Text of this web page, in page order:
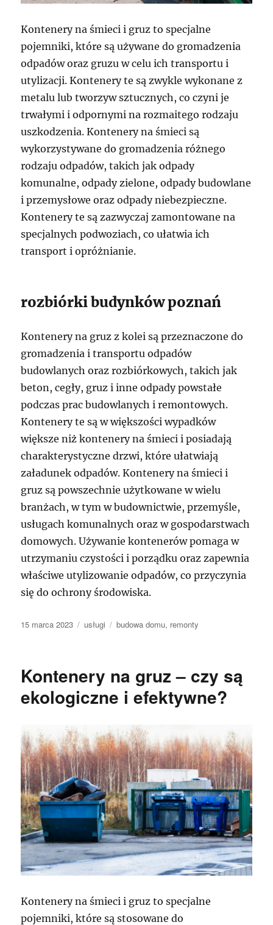
Kontenery na śmieci i gruz to specjalne
pojemniki, które są używane do gromadzenia
odpadów oraz gruzu w celu ich transportu i
utylizacji. Kontenery te są zwykle wykonane z
metalu lub tworzyw sztucznych, co czyni je
trwałymi i odpornymi na rozmaitego rodzaju
uszkodzenia. Kontenery na śmieci są
wykorzystywane do gromadzenia różnego
rodzaju odpadów, takich jak odpady
komunalne, odpady zielone, odpady budowlane
i przemysłowe oraz odpady niebezpieczne.
Kontenery te są zazwyczaj zamontowane na
specjalnych podwoziach, co ułatwia ich
transport i opróżnianie.
rozbiórki budynków poznań
Kontenery na gruz z kolei są przeznaczone do
gromadzenia i transportu odpadów
budowlanych oraz rozbiórkowych, takich jak
beton, cegły, gruz i inne odpady powstałe
podczas prac budowlanych i remontowych.
Kontenery te są w większości wypadków
większe niż kontenery na śmieci i posiadają
charakterystyczne drzwi, które ułatwiają
załadunek odpadów. Kontenery na śmieci i
gruz są powszechnie użytkowane w wielu
branżach, w tym w budownictwie, przemyśle,
usługach komunalnych oraz w gospodarstwach
domowych. Używanie kontenerów pomaga w
utrzymaniu czystości i porządku oraz zapewnia
właściwe utylizowanie odpadów, co przyczynia
się do ochrony środowiska.
Data
15 marca 2023 Kategorie
usługi Tagi
budowa domu, remonty
Kontenery na gruz – czy są
ekologiczne i efektywne?
Kontenery na śmieci i gruz to specjalne
pojemniki, które są stosowane do